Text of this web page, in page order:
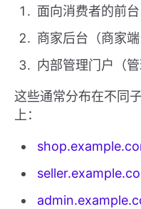
面向消费者的前
商家后台（商家端
内部管理门户（管
这些通常分布在不同
上：